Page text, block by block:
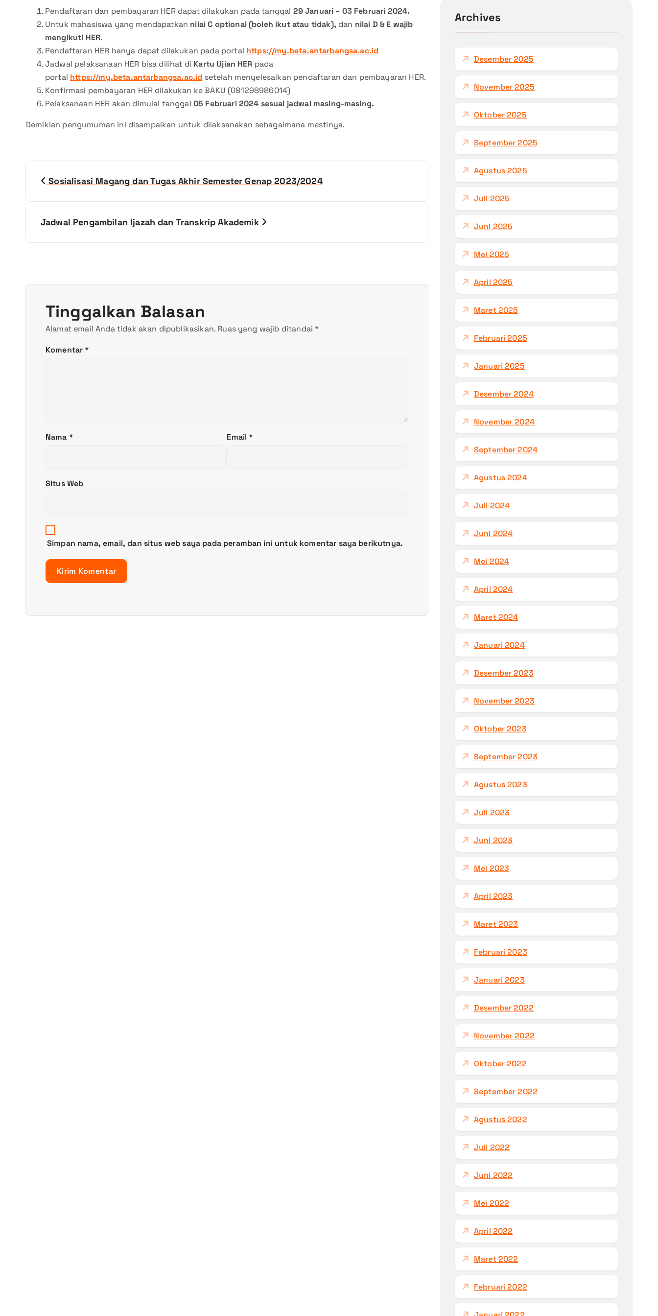
Pendaftaran dan pembayaran HER dapat dilakukan pada tanggal 29 Januari – 03 Februari 2024.
Untuk mahasiswa yang mendapatkan nilai C optional (boleh ikut atau tidak), dan nilai D & E wajib
mengikuti HER.
Pendaftaran HER hanya dapat dilakukan pada portal https://my.beta.antarbangsa.ac.id
Jadwal pelaksanaan HER bisa dilihat di Kartu Ujian HER pada
portal https://my.beta.antarbangsa.ac.id setelah menyelesaikan pendaftaran dan pembayaran HER.
Konfirmasi pembayaran HER dilakukan ke BAKU (081298986014)
Pelaksanaan HER akan dimulai tanggal 05 Februari 2024 sesuai jadwal masing-masing.
Demikian pengumuman ini disampaikan untuk dilaksanakan sebagaimana mestinya.
a
Sosialisasi Magang dan Tugas Akhir Semester Genap 2023/2024
Jadwal Pengambilan Ijazah dan Transkrip Akademik
Tinggalkan Balasan
Alamat email Anda tidak akan dipublikasikan. Ruas yang wajib ditandai*
Komentar*
Nama * Email*
Situs Web
Simpan nama, email, dan situs web saya pada peramban ini untuk komentar saya berikutnya.
n
Archives
Desember 2025
November 2025
Oktober 2025
September 2025
Agustus 2025
Juli 2025
Juni 2025
Mei 2025
April 2025
Maret 2025
Februari 2025
Januari 2025
Desember 2024
November 2024
September 2024
Agustus 2024
Juli 2024
Juni 2024
Mei 2024
April 2024
Maret 2024
Januari 2024
Desember 2023
November 2023
Oktober 2023
September 2023
Agustus 2023
Juli 2023
Juni 2023
Mei 2023
April 2023
Maret 2023
Februari 2023
Januari 2023
Desember 2022
November 2022
Oktober 2022
September 2022
Agustus 2022
Juli 2022
Juni 2022
Mei 2022
April 2022
Maret 2022
Februari 2022